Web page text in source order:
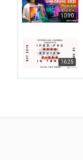
10:30
16:25